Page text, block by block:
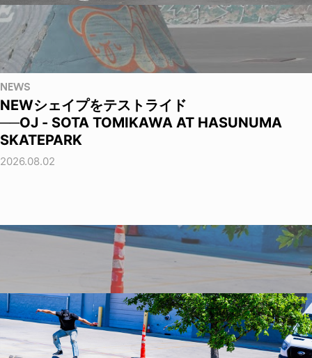
NEWS
NEWシェイプをテストライド
──OJ - SOTA TOMIKAWA AT HASUNUMA
SKATEPARK
2026.08.02